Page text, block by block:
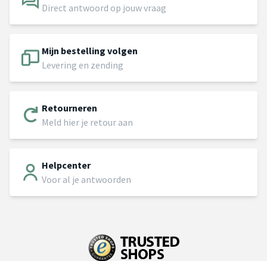
Direct antwoord op jouw vraag
Mijn bestelling volgen
Levering en zending
Retourneren
Meld hier je retour aan
Helpcenter
Voor al je antwoorden